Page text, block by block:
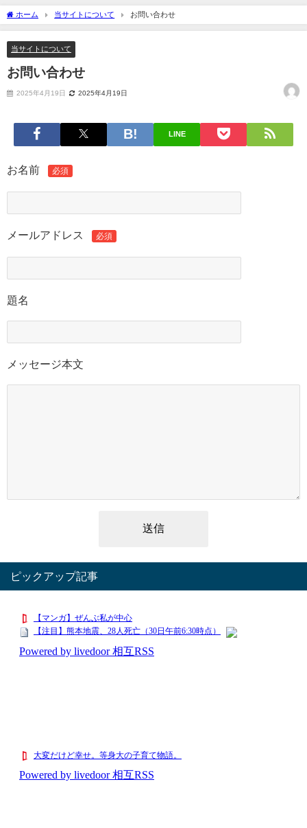
ホーム 当サイトについて お問い合わせ
当サイトについて
お問い合わせ
2025年4月19日 2025年4月19日
LINE
お名前 必須
メールアドレス 必須
題名
メッセージ本文
ピックアップ記事